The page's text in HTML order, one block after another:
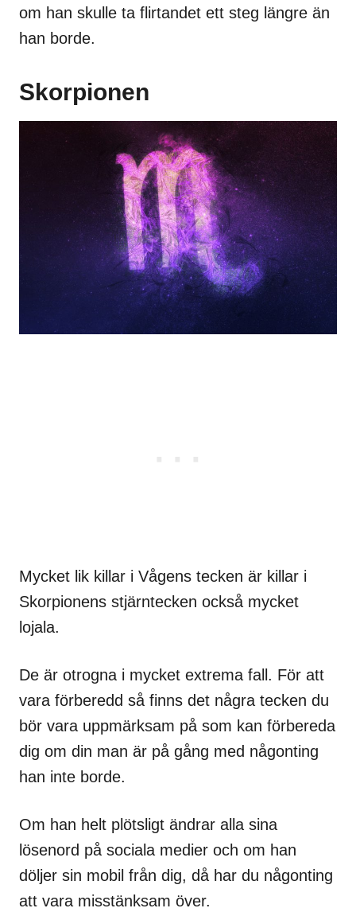
om han skulle ta flirtandet ett steg längre än
han borde.
Skorpionen
Mycket lik killar i Vågens tecken är killar i
Skorpionens stjärntecken också mycket
lojala.
De är otrogna i mycket extrema fall. För att
vara förberedd så finns det några tecken du
bör vara uppmärksam på som kan förbereda
dig om din man är på gång med någonting
han inte borde.
Om han helt plötsligt ändrar alla sina
lösenord på sociala medier och om han
döljer sin mobil från dig, då har du någonting
att vara misstänksam över.